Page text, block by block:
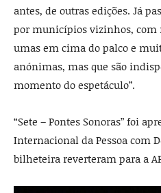
antes, de outras edições. Já
por municípios vizinhos, com
umas em cima do palco e
anónimas, mas que são
momento do espetáculo”.
“Sete – Pontes Sonoras” foi
Internacional da Pessoa com
bilheteira reverteram para a